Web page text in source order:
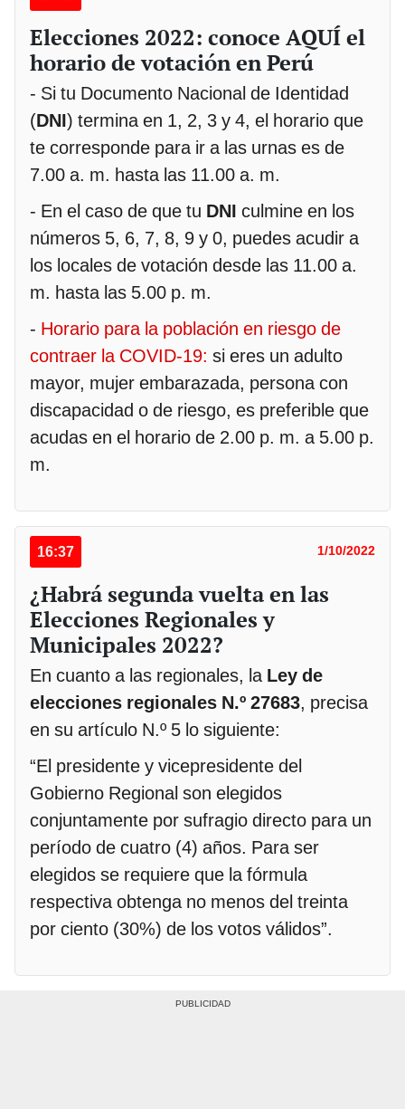
Elecciones 2022: conoce AQUÍ el
horario de votación en Perú
- Si tu Documento Nacional de Identidad
(DNI) termina en 1, 2, 3 y 4, el horario que
te corresponde para ir a las urnas es de
7.00 a. m. hasta las 11.00 a. m.
- En el caso de que tu DNI culmine en los
números 5, 6, 7, 8, 9 y 0, puedes acudir a
los locales de votación desde las 11.00 a.
m. hasta las 5.00 p. m.
- Horario para la población en riesgo de
contraer la COVID-19: si eres un adulto
mayor, mujer embarazada, persona con
discapacidad o de riesgo, es preferible que
acudas en el horario de 2.00 p. m. a 5.00 p.
m.
16:37 1/10/2022
¿Habrá segunda vuelta en las
Elecciones Regionales y
Municipales 2022?
En cuanto a las regionales, la Ley de
elecciones regionales N.º 27683, precisa
en su artículo N.º 5 lo siguiente:
“El presidente y vicepresidente del
Gobierno Regional son elegidos
conjuntamente por sufragio directo para un
período de cuatro (4) años. Para ser
elegidos se requiere que la fórmula
respectiva obtenga no menos del treinta
por ciento (30%) de los votos válidos”.